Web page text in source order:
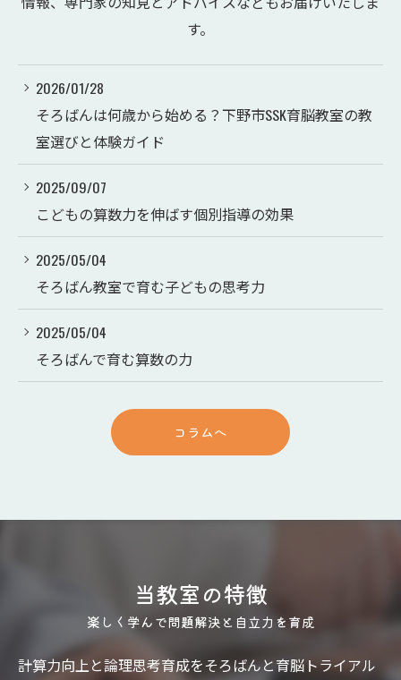
す。
2026/01/28
そろばんは何歳から始める？下野市SSK育脳教室の教
室選びと体験ガイド
2025/09/07
こどもの算数力を伸ばす個別指導の効果
2025/05/04
そろばん教室で育む子どもの思考力
2025/05/04
そろばんで育む算数の力
コラムへ
楽しく学んで問題解決と自立力を育成
当教室の特徴
計算力向上と論理思考育成をそろばんと育脳トライアル